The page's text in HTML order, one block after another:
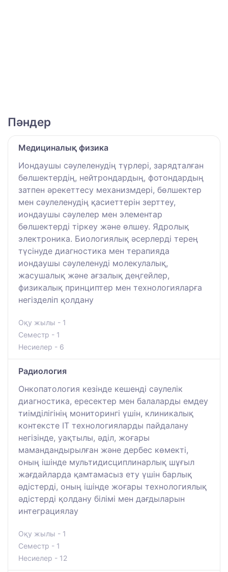
Пәндер
Медициналық физика
Иондаушы сәулеленудің түрлері, зарядталған
бөлшектердің, нейтрондардың, фотондардың
затпен әрекеттесу механизмдері, бөлшектер
мен сәулеленудің қасиеттерін зерттеу,
иондаушы сәулелер мен элементар
бөлшектерді тіркеу және өлшеу. Ядролық
электроника. Биологиялық әсерлерді терең
түсінуде диагностика мен терапияда
иондаушы сәулеленуді молекулалық,
жасушалық және ағзалық деңгейлер,
физикалық принциптер мен технологияларға
негізделіп қолдану
Оқу жылы - 1
Семестр - 1
Несиелер - 6
Радиология
Онкопатология кезінде кешенді сәулелік
диагностика, ересектер мен балаларды емдеу
тиімділігінің мониторингі үшін, клиникалық
контексте IT технологияларды пайдалану
негізінде, уақтылы, әділ, жоғары
мамандандырылған және дербес көмекті,
оның ішінде мультидисциплинарлық шұғыл
жағдайларда қамтамасыз ету үшін барлық
әдістерді, оның ішінде жоғары технологиялық
әдістерді қолдану білімі мен дағдыларын
интеграциялау
Оқу жылы - 1
Семестр - 1
Несиелер - 12